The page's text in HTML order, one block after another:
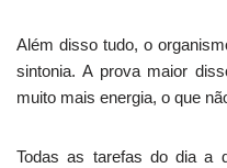
Além disso tudo, o
sintonia. A prova maior
muito mais energia, o que
Todas as tarefas do dia a